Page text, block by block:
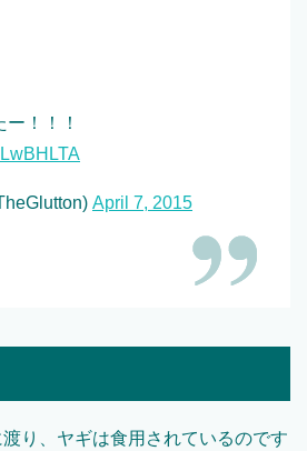
！！！
April 7, 2015
り、ヤギは食用されているのです